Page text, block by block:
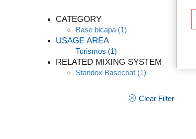
CATEGORY
Base bicapa (1)
USAGE AREA
Turismos (1)
RELATED MIXING SYSTEM
Standox Basecoat (1)
Clear Filter